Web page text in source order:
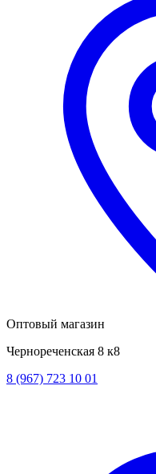
Оптовый магазин
Чернореченская 8 к8
8 (967) 723 10 01